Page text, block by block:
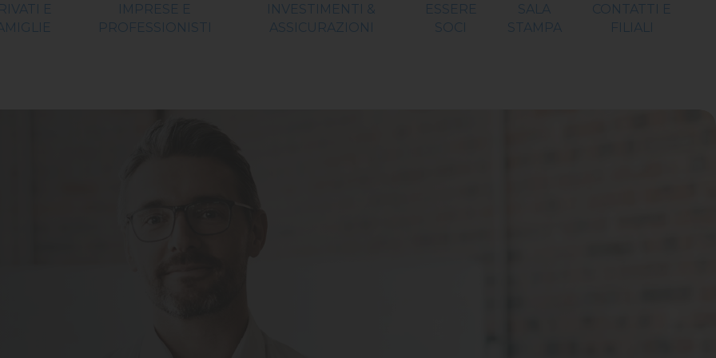
E
IMPRESE E
PROFESSIONISTI
INVESTIMENTI &
ASSICURAZIONI
ESSERE
SOCI
SALA
STAMPA
CONTATTI E
FILIALI